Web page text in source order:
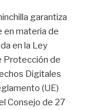
garantiza
en materia de
en la Ley
Protección de
Digitales
(UE)
Consejo de 27